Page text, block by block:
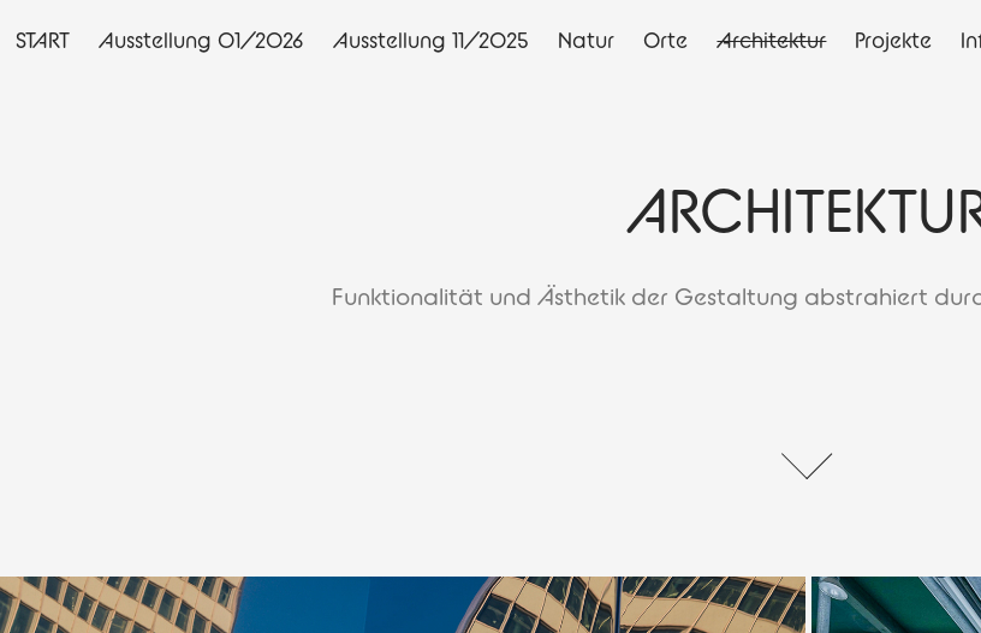
START Ausstellung 01/2026 Ausstellung 11/2025 Natur Orte Architektur Projekte
Funktionalität und Ästhetik der Gestaltung abstrahiert